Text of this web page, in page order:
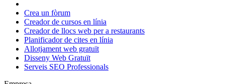
Crea un fòrum
Creador de cursos en línia
Creador de llocs web per a restaurants
Planificador de cites en línia
Allotjament web gratuït
Disseny Web Gratuït
Serveis SEO Professionals